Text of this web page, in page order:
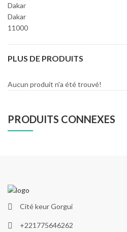
Dakar
Dakar
11000
PLUS DE PRODUITS
Aucun produit n'a été trouvé!
PRODUITS CONNEXES
Cité keur Gorgui
+221775646262